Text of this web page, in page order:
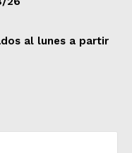
al lunes a partir